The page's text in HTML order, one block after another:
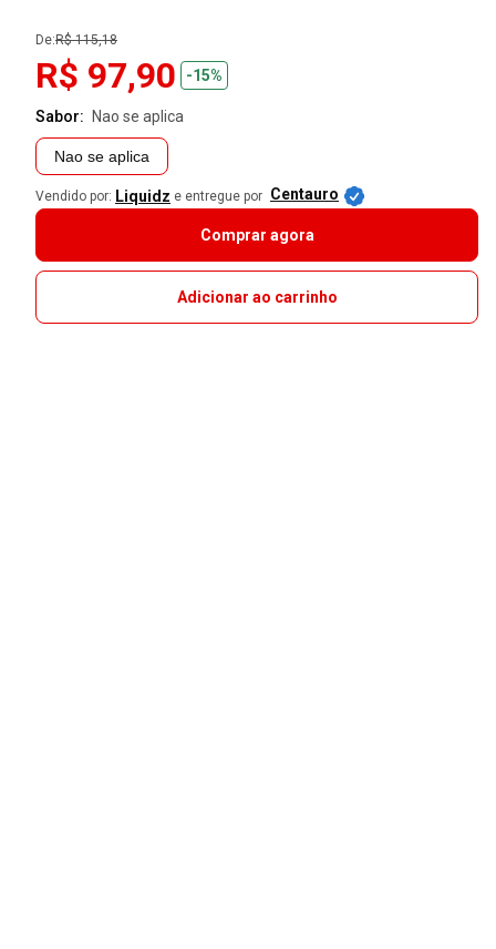
De:R$ 115,18
R$ 97,90 -15%
Sabor: nao se aplica
Nao se aplica
Vendido por: Liquidz e entregue por Centauro
Comprar agora
Adicionar ao carrinho